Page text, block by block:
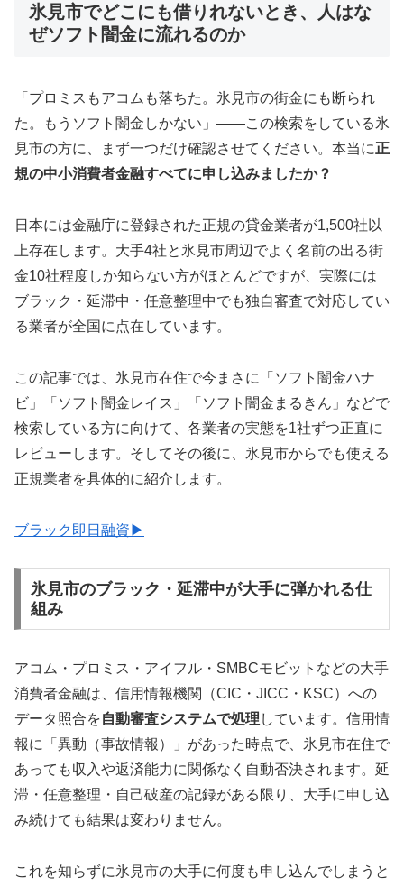
氷見市でどこにも借りれないとき、人はな
ぜソフト闇金に流れるのか
「プロミスもアコムも落ちた。氷見市の街金にも断られ
た。もうソフト闇金しかない」——この検索をしている氷
見市の方に、まず一つだけ確認させてください。本当に正
規の中小消費者金融すべてに申し込みましたか？
日本には金融庁に登録された正規の貸金業者が1,500社以
上存在します。大手4社と氷見市周辺でよく名前の出る街
金10社程度しか知らない方がほとんどですが、実際には
ブラック・延滞中・任意整理中でも独自審査で対応してい
る業者が全国に点在しています。
この記事では、氷見市在住で今まさに「ソフト闇金ハナ
ビ」「ソフト闇金レイス」「ソフト闇金まるきん」などで
検索している方に向けて、各業者の実態を1社ずつ正直に
レビューします。そしてその後に、氷見市からでも使える
正規業者を具体的に紹介します。
ブラック即日融資▶
氷見市のブラック・延滞中が大手に弾かれる仕
組み
アコム・プロミス・アイフル・SMBCモビットなどの大手
消費者金融は、信用情報機関（CIC・JICC・KSC）への
データ照合を自動審査システムで処理 しています。信用情
報に「異動（事故情報）」があった時点で、氷見市在住で
あっても収入や返済能力に関係なく自動否決されます。延
滞・任意整理・自己破産の記録がある限り、大手に申し込
み続けても結果は変わりません。
これを知らずに氷見市の大手に何度も申し込んでしまうと